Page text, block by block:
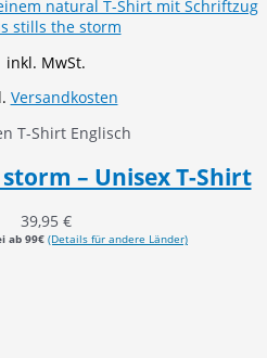
inkl. MwSt.
Versandkosten
T-Shirt Englisch
– Unisex T-Shirt
39,95 €
ab 99€ (Details für andere Länder)